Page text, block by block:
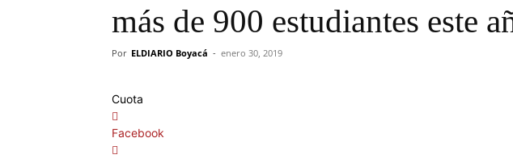
más de 900 estudiantes este
Por ELDIARIO Boyacá - enero 30, 2019
Cuota
Facebook